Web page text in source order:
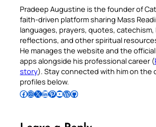
Pradeep Augustine is the founder of
faith-driven platform sharing Mass
languages, prayers, quotes, catechism,
reflections, and other spiritual
He manages the website and the official
apps alongside his professional career (
story). Stay connected with him on the
profiles below.
Follow Pradeep on Facebook Follow Pradeep on InstagramFollow Pradeep on X Follow Pradeep on LinkedIn Follow Pradeep on Pinterest Subscribe to Pradeep’s Youtube Channel Follow Pradeep on WordPress Follow Pradeep on GitHub